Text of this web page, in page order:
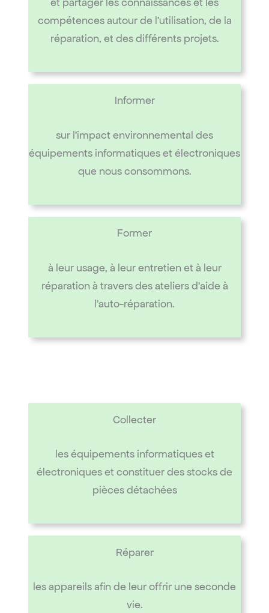
compétences autour de l’utilisation, de la
réparation, et des différents projets.
Informer
sur l’impact environnemental des
équipements informatiques et électroniques
que nous consommons.
Former
à leur usage, à leur entretien et à leur
réparation à travers des ateliers d’aide à
l’auto-réparation.
Collecter
les équipements informatiques et
électroniques et constituer des stocks de
pièces détachées
Réparer
les appareils afin de leur offrir une seconde
vie.